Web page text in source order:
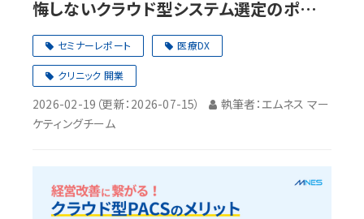
悔しないクラウド型システム選定のポイン
ト
セミナーレポート 医療DX
クリニック 開業
2026-02-19 （更新： 2026-07-15）
執筆者：エムネス マー
ケティングチーム